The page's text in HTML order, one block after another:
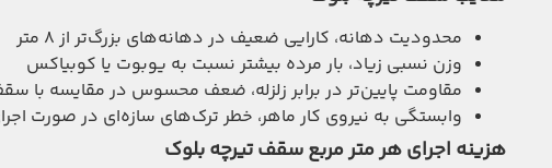
محدودیت دهانه، کارایی ضعیف در دهانه‌های بزرگ‌تر از ۸ متر
وزن نسبی زیاد، بار مرده بیشتر نسبت به یوبوت یا کوبیاکس
مقاومت پایین‌تر در برابر زلزله، ضعف محسوس در مقایسه با
وابستگی به نیروی کار ماهر، خطر ترک‌های سازه‌ای در صورت
هزینه اجرای هر متر مربع سقف تیرچه بلوک